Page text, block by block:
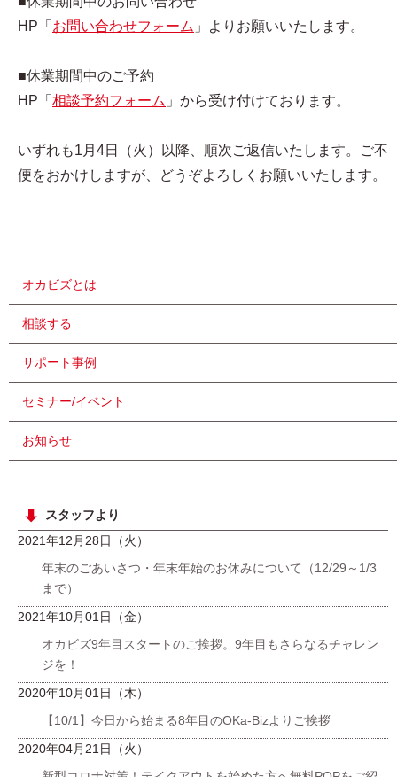
HP「 お問い合わせフォーム 」よりお願いいたします。
■休業期間中のご予約
HP「 相談予約フォーム 」から受け付けております。
いずれも1月4日（火）以降、順次ご返信いたします。ご不
便をおかけしますが、どうぞよろしくお願いいたします。
オカビズとは
相談する
サポート事例
セミナー/イベント
お知らせ
スタッフより
2021年12月28日（火）
年末のごあいさつ・年末年始のお休みについて（12/29～1/3
まで）
2021年10月01日（金）
オカビズ9年目スタートのご挨拶。9年目もさらなるチャレン
ジを！
2020年10月01日（木）
【10/1】今日から始まる8年目のOKa-Bizよりご挨拶
2020年04月21日（火）